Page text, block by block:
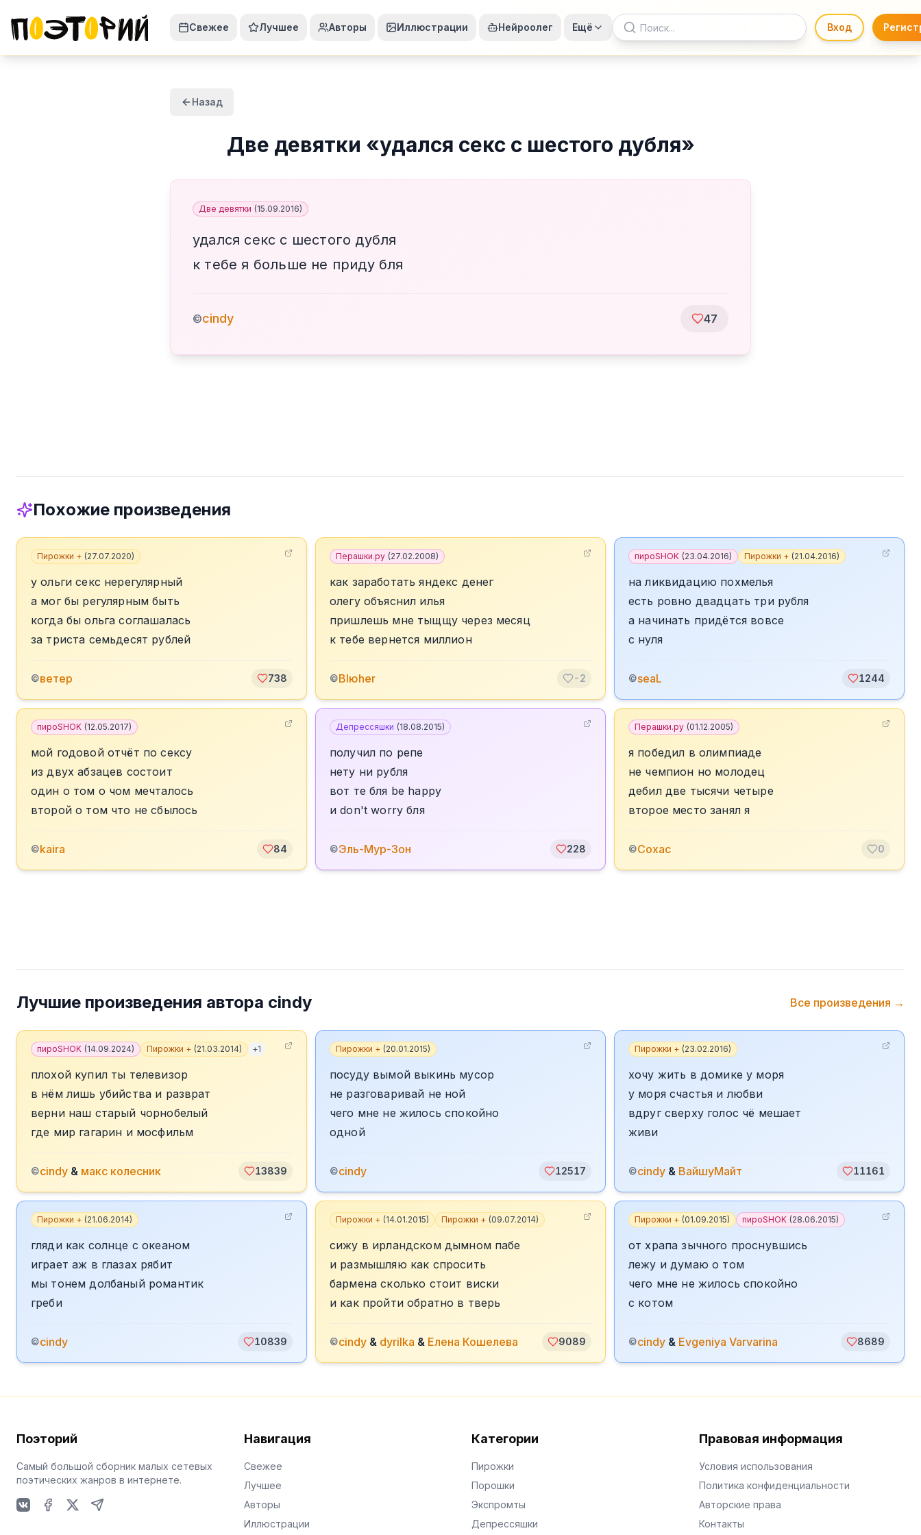
Свежее Лучшее Авторы Иллюстрации Нейроолег Ещё Вход
Назад
Две девятки «удался секс с шестого дубля»
Две девятки (15.09.2016)
удался секс с шестого дубля
к тебе я больше не приду бля
©cindy 47
Похожие произведения
Пирожки + (27.07.2020)
у ольги секс нерегулярный
а мог бы регулярным быть
когда бы ольга соглашалась
за триста семьдесят рублей
©ветер 738
Перашки.ру (27.02.2008)
как заработать яндекс денег
олегу объяснил илья
пришлешь мне тыщщу через месяц
к тебе вернется миллион
©Blюher -2
пироSHOK (23.04.2016) Пирожки + (21.04.2016)
на ликвидацию похмелья
есть ровно двадцать три рубля
а начинать придётся вовсе
с нуля
©seaL 1244
пироSHOK (12.05.2017)
мой годовой отчёт по сексу
из двух абзацев состоит
один о том о чом мечталось
второй о том что не сбылось
©kaira 84
Депрессяшки (18.08.2015)
получил по репе
нету ни рубля
вот те бля be happy
и don't worry бля
©Эль-Мур-Зон 228
Перашки.ру (01.12.2005)
я победил в олимпиаде
не чемпион но молодец
дебил две тысячи четыре
второе место занял я
©Сохас 0
Лучшие произведения автора cindy Все произведения →
пироSHOK (14.09.2024) Пирожки + (21.03.2014) +1
плохой купил ты телевизор
в нём лишь убийства и разврат
верни наш старый чорнобелый
где мир гагарин и мосфильм
©cindy & макс колесник 13839
Пирожки + (20.01.2015)
посуду вымой выкинь мусор
не разговаривай не ной
чего мне не жилось спокойно
одной
©cindy 12517
Пирожки + (23.02.2016)
хочу жить в домике у моря
у моря счастья и любви
вдруг сверху голос чё мешает
живи
©cindy & ВайшуМайт 11161
Пирожки + (21.06.2014)
гляди как солнце с океаном
играет аж в глазах рябит
мы тонем долбаный романтик
греби
©cindy 10839
Пирожки + (14.01.2015) Пирожки + (09.07.2014)
сижу в ирландском дымном пабе
и размышляю как спросить
бармена сколько стоит виски
и как пройти обратно в тверь
©cindy & dyrilka & Елена Кошелева 9089
Пирожки + (01.09.2015) пироSHOK (28.06.2015)
от храпа зычного проснувшись
лежу и думаю о том
чего мне не жилось спокойно
с котом
©cindy & Evgeniya Varvarina 8689
Поэторий
Самый большой сборник малых сетевых
поэтических жанров в интернете.
Навигация
Свежее
Лучшее
Авторы
Иллюстрации
Категории
Пирожки
Порошки
Экспромты
Депрессяшки
Правовая информация
Условия использования
Политика конфиденциальности
Авторские права
Контакты